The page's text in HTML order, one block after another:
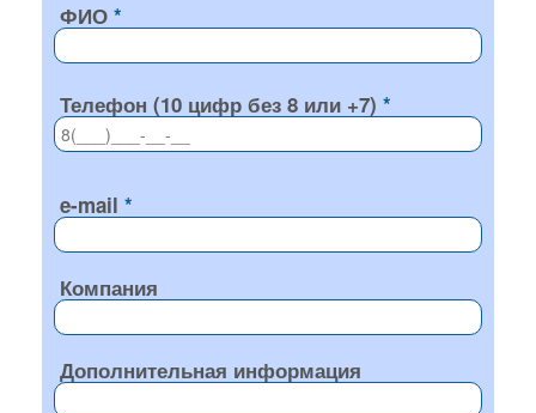
ФИО
Телефон (10 цифр без 8 или +7)
e-mail
Компания
Дополнительная информация